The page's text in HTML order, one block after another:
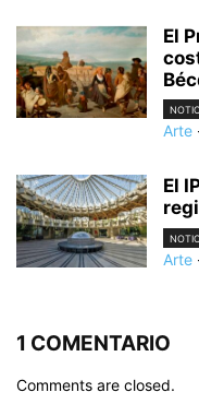
El
Arte
El
Arte
1 COMENTARIO
Comments are closed.